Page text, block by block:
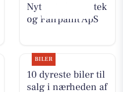
Nyt fra Egå Apotek
og Fairpaint ApS
BILER
10 dyreste biler til
salg i nærheden af